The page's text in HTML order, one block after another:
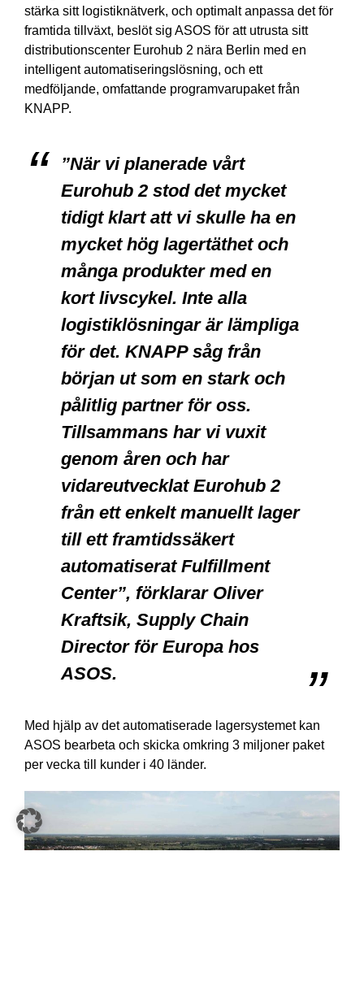
stärka sitt logistiknätverk, och optimalt anpassa det för
framtida tillväxt, beslöt sig ASOS för att utrusta sitt
distributionscenter Eurohub 2 nära Berlin med en
intelligent automatiseringslösning, och ett
medföljande, omfattande programvarupaket från
KNAPP.
”När vi planerade vårt
Eurohub 2 stod det mycket
tidigt klart att vi skulle ha en
mycket hög lagertäthet och
många produkter med en
kort livscykel. Inte alla
logistiklösningar är lämpliga
för det. KNAPP såg från
början ut som en stark och
pålitlig partner för oss.
Tillsammans har vi vuxit
genom åren och har
vidareutvecklat Eurohub 2
från ett enkelt manuellt lager
till ett framtidssäkert
automatiserat Fulfillment
Center”, förklarar Oliver
Kraftsik, Supply Chain
Director för Europa hos
ASOS.
Med hjälp av det automatiserade lagersystemet kan
ASOS bearbeta och skicka omkring 3 miljoner paket
per vecka till kunder i 40 länder.